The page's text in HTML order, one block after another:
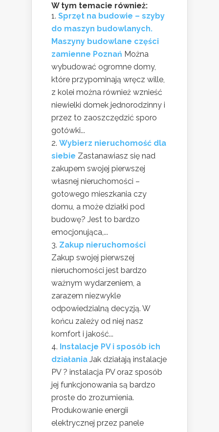
W tym temacie również:
Sprzęt na budowie – szyby
do maszyn budowlanych.
Maszyny budowlane części
zamienne Poznań Można
wybudować ogromne domy,
które przypominają wręcz wille,
z kolei można również wznieść
niewielki domek jednorodzinny i
przez to zaoszczędzić sporo
gotówki...
Wybierz nieruchomość dla
siebie Zastanawiasz się nad
zakupem swojej pierwszej
własnej nieruchomości –
gotowego mieszkania czy
domu, a może działki pod
budowę? Jest to bardzo
emocjonująca,...
Zakup nieruchomości
Zakup swojej pierwszej
nieruchomości jest bardzo
ważnym wydarzeniem, a
zarazem niezwykle
odpowiedzialną decyzją. W
końcu zależy od niej nasz
komfort i jakość...
Instalacje PV i sposób ich
działania Jak działają instalacje
PV ? instalacja PV oraz sposób
jej funkcjonowania są bardzo
proste do zrozumienia.
Produkowanie energii
elektrycznej przez panele